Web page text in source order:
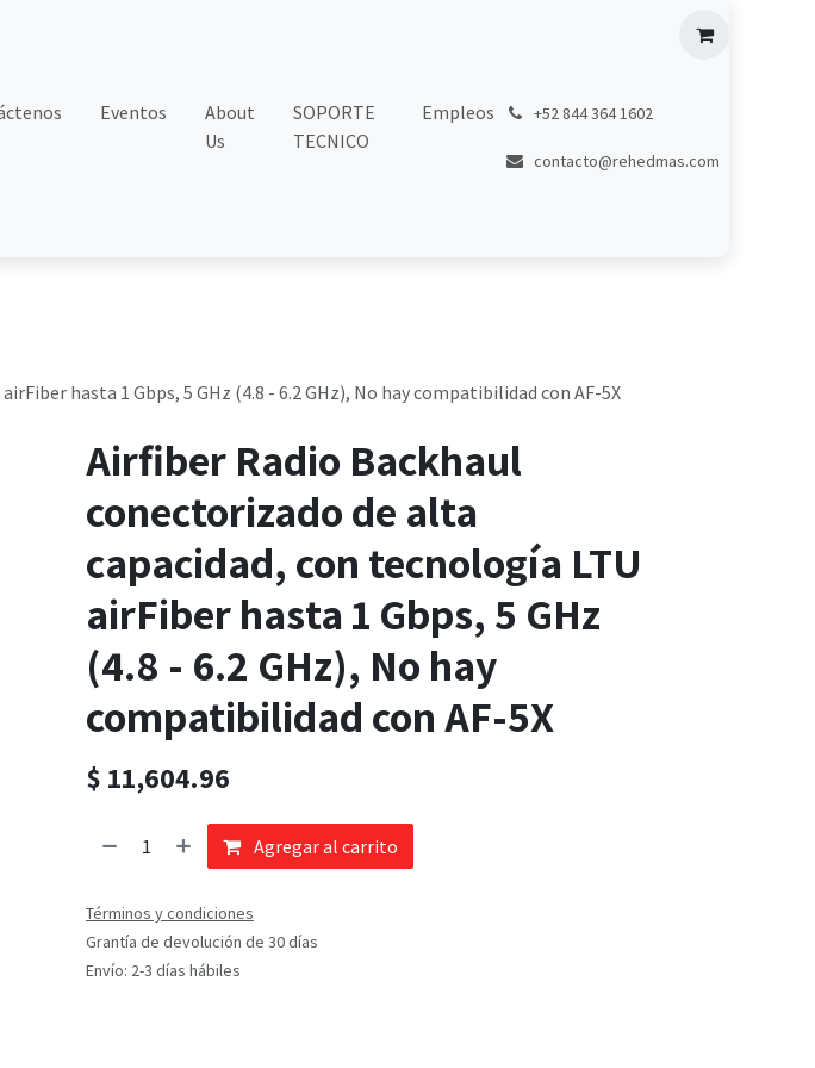
Eventos
About
Us
SOPORTE
TECNICO
Empleos +52 844 364 1602
contacto@rehedmas.com
hasta 1 Gbps, 5 GHz (4.8 - 6.2 GHz), No hay compatibilidad con AF-5X
Airfiber Radio Backhaul
conectorizado de alta
capacidad, con tecnología LTU
airFiber hasta 1 Gbps, 5 GHz
(4.8 - 6.2 GHz), No hay
compatibilidad con AF-5X
$ 11,604.96
Agregar al carrito
Términos y condiciones
Grantía de devolución de 30 días
Envío: 2-3 días hábiles